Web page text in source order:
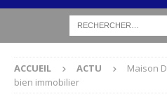
ACCUEIL ACTU
Maison
bien immobilier